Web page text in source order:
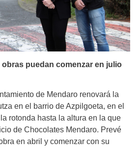
obras puedan comenzar en julio
de Mendaro renovará la
en el barrio de Azpilgoeta, en el
rotonda hasta la altura en la que
de Chocolates Mendaro. Prevé
en abril y comenzar con su